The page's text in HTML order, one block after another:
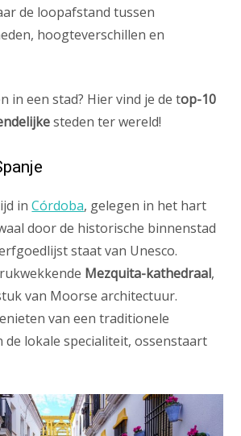
de loopafstand tussen
hoogteverschillen en
in een stad? Hier vind je de top-10
steden ter wereld!
inCórdoba, gelegen in het hart
door de historische binnenstad
staat van Unesco.
Mezquita-kathedraal,
van Moorse architectuur.
van een traditionele
de lokale specialiteit, ossenstaart